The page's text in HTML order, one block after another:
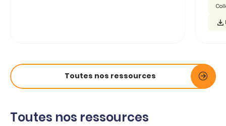
Toutes nos ressources
Toutes nos ressources